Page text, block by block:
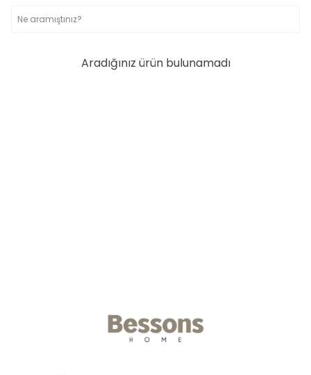
Aradığınız ürün bulunamadı